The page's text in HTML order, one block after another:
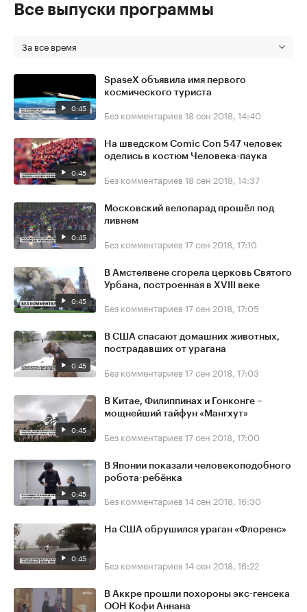
Все выпуски программы
За все время
0:45
SpaseX объявила имя первого
космического туриста
Без комментариев 18 сен 2018, 14:40
0:45
На шведском Comic Con 547 человек
оделись в костюм Человека-паука
Без комментариев 18 сен 2018, 14:37
0:45
Московский велопарад прошёл под
ливнем
Без комментариев 17 сен 2018, 17:10
0:45
В Амстелвене сгорела церковь Святого
Урбана, построенная в XVIII веке
Без комментариев 17 сен 2018, 17:05
0:45
В США спасают домашних животных,
пострадавших от урагана
Без комментариев 17 сен 2018, 17:03
0:45
В Китае, Филиппинах и Гонконге –
мощнейший тайфун «Мангхут»
Без комментариев 17 сен 2018, 17:00
0:45
В Японии показали человекоподобного
робота-ребёнка
Без комментариев 14 сен 2018, 16:30
0:45
На США обрушился ураган «Флоренс»
Без комментариев 14 сен 2018, 16:22
В Аккре прошли похороны экс-генсека
ООН Кофи Аннана